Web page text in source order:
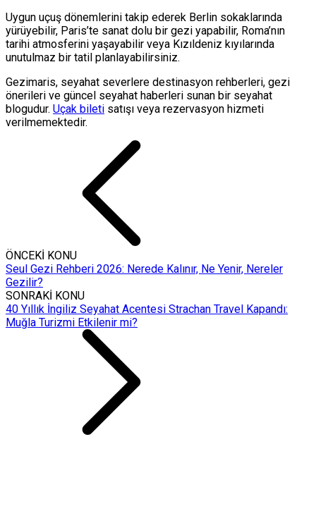
Uygun uçuş dönemlerini takip ederek Berlin sokaklarında
yürüyebilir, Paris’te sanat dolu bir gezi yapabilir, Roma’nın
tarihi atmosferini yaşayabilir veya Kızıldeniz kıyılarında
unutulmaz bir tatil planlayabilirsiniz.
Gezimaris, seyahat severlere destinasyon rehberleri, gezi
önerileri ve güncel seyahat haberleri sunan bir seyahat
blogudur. Uçak bileti satışı veya rezervasyon hizmeti
verilmemektedir.
ÖNCEKİ KONU
Seul Gezi Rehberi 2026: Nerede Kalınır, Ne Yenir, Nereler
Gezilir?
SONRAKİ KONU
40 Yıllık İngiliz Seyahat Acentesi Strachan Travel Kapandı:
Muğla Turizmi Etkilenir mi?